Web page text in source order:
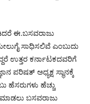
ಈ.ಬಸವರಾಜು
ಸಾಧಿಸಲಿವೆ ಎಂಬುದು
ಉತ್ತರ ಕರ್ನಾಟಕದವರಿಗೆ
ಪರಿಷತ್ ಅಧ್ಯಕ್ಷ ಸ್ಥಾನಕ್ಕೆ
ಹೆಸರುಗಳು ಹೆಚ್ಚು
ಮಾಡಲು ಬಸವರಾಜು